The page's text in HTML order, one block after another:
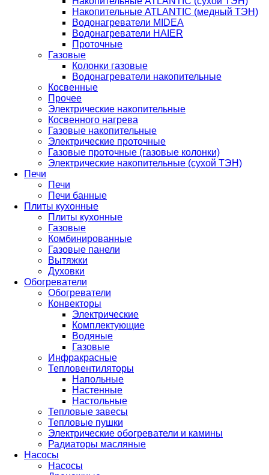
Накопительные ATLANTIC (медный ТЭН)
Водонагреватели MIDEA
Водонагреватели HAIER
Проточные
Газовые
Колонки газовые
Водонагреватели накопительные
Косвенные
Прочее
Электрические накопительные
Косвенного нагрева
Газовые накопительные
Электрические проточные
Газовые проточные (газовые колонки)
Электрические накопительные (сухой ТЭН)
Печи
Печи
Печи банные
Плиты кухонные
Плиты кухонные
Газовые
Комбинированные
Газовые панели
Вытяжки
Духовки
Обогреватели
Обогреватели
Конвекторы
Электрические
Комплектующие
Водяные
Газовые
Инфракрасные
Тепловентиляторы
Напольные
Настенные
Настольные
Тепловые завесы
Тепловые пушки
Электрические обогреватели и камины
Радиаторы масляные
Насосы
Насосы